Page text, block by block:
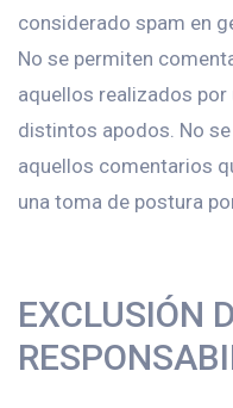
considerado spam en
No se permiten
aquellos realizados
distintos apodos. No
aquellos comentarios
una toma de postura
EXCLUSIÓN